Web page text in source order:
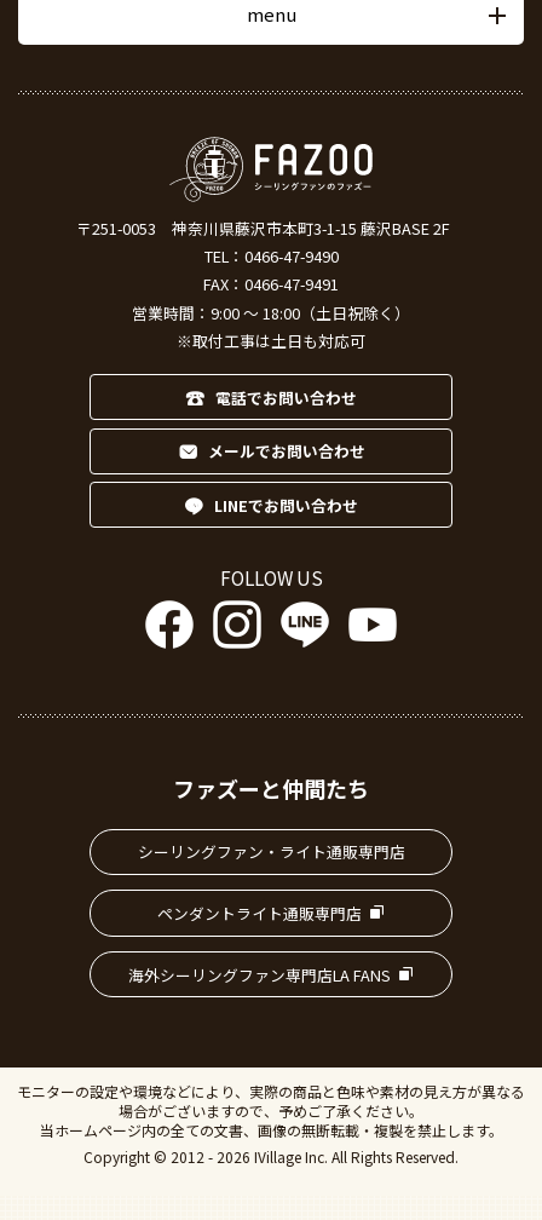
menu
〒251-0053
神奈川県藤沢市本町3-1-15 藤沢BASE 2F
TEL： 0466-47-9490
FAX：0466-47-9491
営業時間：9:00 ～ 18:00（土日祝除く）
※取付工事は土日も対応可
電話でお問い合わせ
メールでお問い合わせ
LINEでお問い合わせ
FOLLOW US
ファズーと仲間たち
シーリングファン・ライト通販専門店
ペンダントライト通販専門店
海外シーリングファン専門店LA FANS
モニターの設定や環境などにより、実際の商品と色味や素材の見え方が異なる
場合がございますので、予めご了承ください。
当ホームページ内の全ての文書、画像の無断転載・複製を禁止します。
Copyright © 2012 - 2026 IVillage Inc. All Rights Reserved.